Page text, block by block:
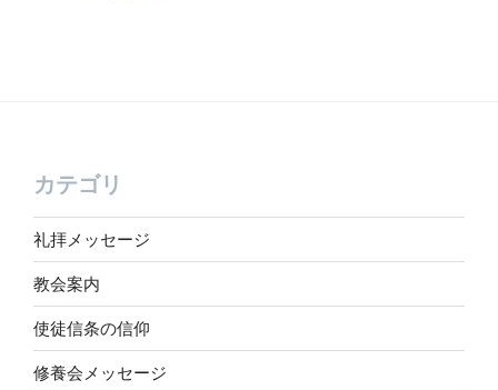
カテゴリ
礼拝メッセージ
教会案内
使徒信条の信仰
修養会メッセージ